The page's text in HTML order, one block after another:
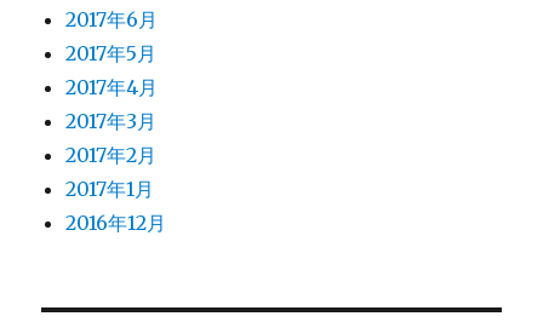
2017年6月
2017年5月
2017年4月
2017年3月
2017年2月
2017年1月
2016年12月